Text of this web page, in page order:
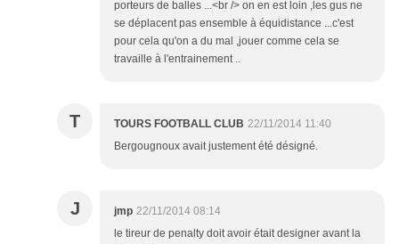
porteurs de balles ...<br /> on en est loin ,les gus ne
se déplacent pas ensemble à équidistance ...c'est
pour cela qu'on a du mal ,jouer comme cela se
travaille à l'entrainement ..
T TOURS FOOTBALL CLUB 22/11/2014 11:40
Bergougnoux avait justement été désigné.
J jmp 22/11/2014 08:14
le tireur de penalty doit avoir était designer avant la